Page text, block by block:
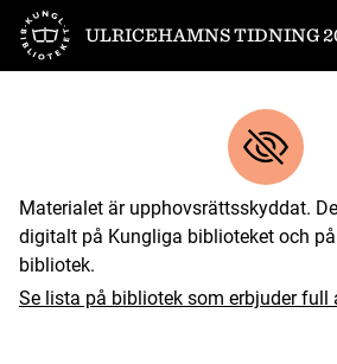
Till startsidan
ULRICEHAMNS TIDNING
Materialet är upphovsrättsskyddat.
digitalt på Kungliga biblioteket och
bibliotek.
Se lista på bibliotek som erbjuder full